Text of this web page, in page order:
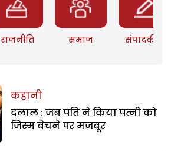
राजनीति समाज संपादकीय
कहानी
दलाल : जब पति ने किया पत्नी को
जिस्म बेचने पर मजबूर